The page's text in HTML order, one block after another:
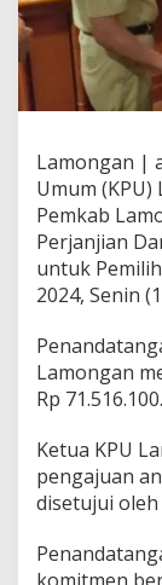
Lamongan |
Umum
Pemkab
Perjanjian
untuk
2024, Senin
Lamongan
Rp
Ketua KPU
pengajuan
disetujui